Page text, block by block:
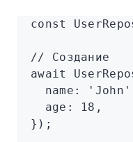
const
// Создание
await
  name
: 'John'
  age
: 18 ,
});